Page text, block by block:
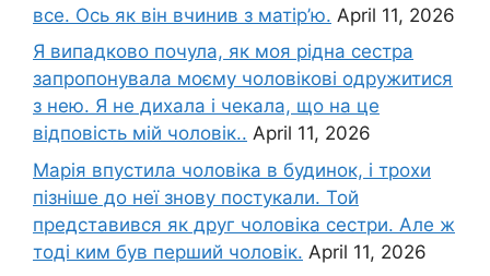
все. Ось як він вчинив з матір’ю. April 11, 2026
Я випадково почула, як моя рідна сестра
запропонувала моєму чоловікові одружитися
з нею. Я не дихала і чекала, що на це
відповість мій чоловік.. April 11, 2026
Марія впустила чоловіка в будинок, і трохи
пізніше до неї знову постукали. Той
представився як друг чоловіка сестри. Але ж
тоді ким був перший чоловік. April 11, 2026